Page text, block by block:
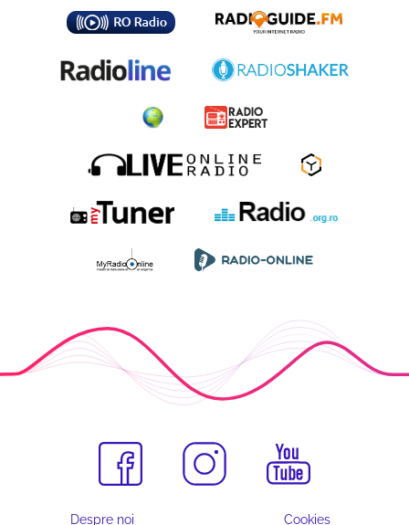
Despre noi Cookies